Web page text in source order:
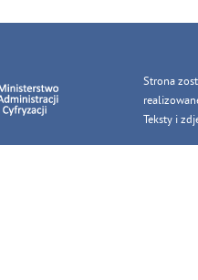
Strona
Teksty i